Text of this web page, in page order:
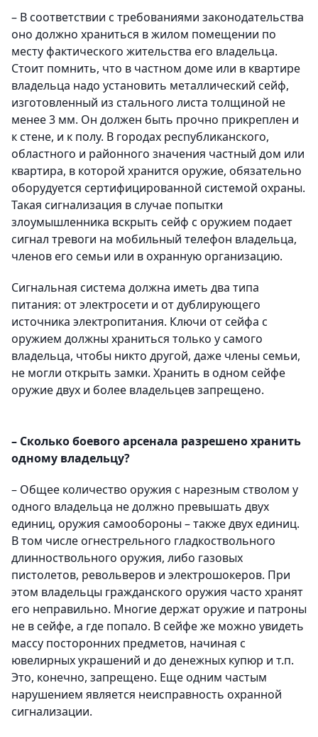
– В соответствии с требованиями законодательства
оно должно храниться в жилом помещении по
месту фактического жительства его владельца.
Стоит помнить, что в частном доме или в квартире
владельца надо установить металлический сейф,
изготовленный из стального листа толщиной не
менее 3 мм. Он должен быть прочно прикреплен и
к стене, и к полу. В городах республиканского,
областного и районного значения частный дом или
квартира, в которой хранится оружие, обязательно
оборудуется сертифицированной системой охраны.
Такая сигнализация в случае попытки
злоумышленника вскрыть сейф с оружием подает
сигнал тревоги на мобильный телефон владельца,
членов его семьи или в охранную организацию.
Сигнальная система должна иметь два типа
питания: от электросети и от дублирующего
источника электропитания. Ключи от сейфа с
оружием должны храниться только у самого
владельца, чтобы никто другой, даже члены семьи,
не могли открыть замки. Хранить в одном сейфе
оружие двух и более владельцев запрещено.
– Сколько боевого арсенала разрешено хранить
одному владельцу?
– Общее количество оружия с нарезным стволом у
одного владельца не должно превышать двух
единиц, оружия самообороны – также двух единиц.
В том числе огнестрельного гладкоствольного
длинноствольного оружия, либо газовых
пистолетов, револьверов и электрошокеров. При
этом владельцы гражданского оружия часто хранят
его неправильно. Многие держат оружие и патроны
не в сейфе, а где попало. В сейфе же можно увидеть
массу посторонних предметов, начиная с
ювелирных украшений и до денежных купюр и т.п.
Это, конечно, запрещено. Еще одним частым
нарушением является неисправность охранной
сигнализации.